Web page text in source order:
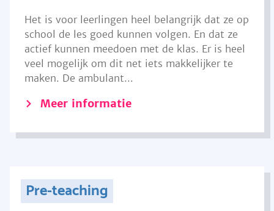
Het is voor leerlingen heel belangrijk dat ze op
school de les goed kunnen volgen. En dat ze
actief kunnen meedoen met de klas. Er is heel
veel mogelijk om dit net iets makkelijker te
maken. De ambulant...
Meer informatie
Pre-teaching